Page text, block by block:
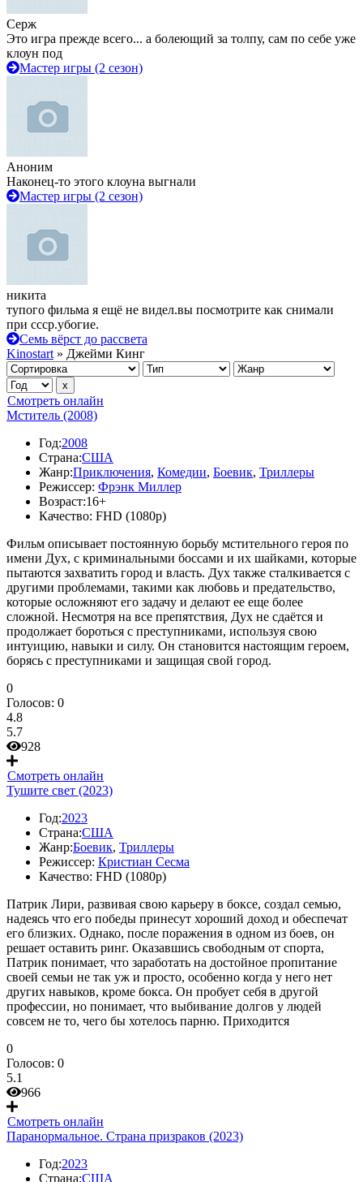
Серж
Это игра прежде всего... а болеющий за толпу, сам по себе уже
клоун под
Мастер игры (2 сезон)
Аноним
Наконец-то этого клоуна выгнали
Мастер игры (2 сезон)
никита
тупого фильма я ещё не видел.вы посмотрите как снимали
при ссср.убогие.
Семь вёрст до рассвета
Kinostart » Джейми Кинг
Смотреть онлайн
Мститель (2008)
Год:2008
Страна:США
Жанр:Приключения, Комедии, Боевик, Триллеры
Режиссер: Фрэнк Миллер
Возраст:16+
Качество: FHD (1080p)
Фильм описывает постоянную борьбу мстительного героя по
имени Дух, с криминальными боссами и их шайками, которые
пытаются захватить город и власть. Дух также сталкивается с
другими проблемами, такими как любовь и предательство,
которые осложняют его задачу и делают ее еще более
сложной. Несмотря на все препятствия, Дух не сдаётся и
продолжает бороться с преступниками, используя свою
интуицию, навыки и силу. Он становится настоящим героем,
борясь с преступниками и защищая свой город.
0
Голосов: 0
4.8
5.7
928
Смотреть онлайн
Тушите свет (2023)
Год:2023
Страна:США
Жанр:Боевик, Триллеры
Режиссер: Кристиан Сесма
Качество: FHD (1080p)
Патрик Лири, развивая свою карьеру в боксе, создал семью,
надеясь что его победы принесут хороший доход и обеспечат
его близких. Однако, после поражения в одном из боев, он
решает оставить ринг. Оказавшись свободным от спорта,
Патрик понимает, что заработать на достойное пропитание
своей семьи не так уж и просто, особенно когда у него нет
других навыков, кроме бокса. Он пробует себя в другой
профессии, но понимает, что выбивание долгов у людей
совсем не то, чего бы хотелось парню. Приходится
0
Голосов: 0
5.1
966
Смотреть онлайн
Паранормальное. Страна призраков (2023)
Год:2023
Страна:США